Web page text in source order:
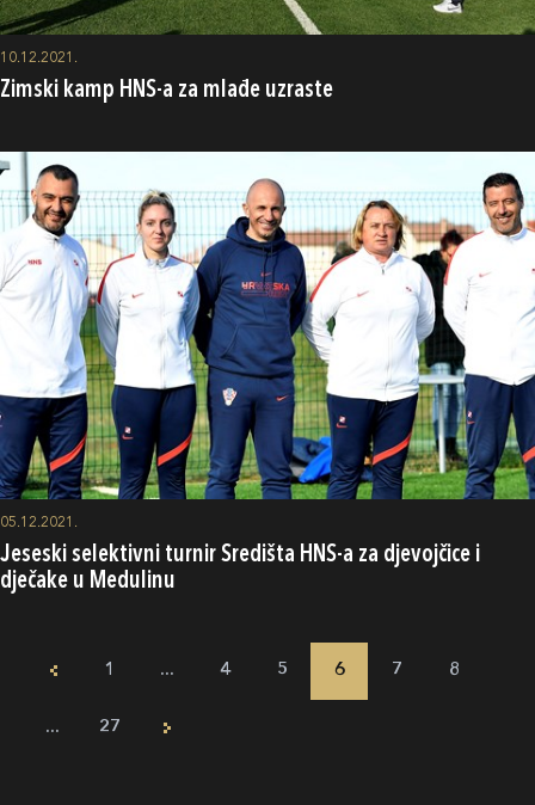
10.12.2021.
Zimski kamp HNS-a za mlađe uzraste
05.12.2021.
Jeseski selektivni turnir Središta HNS-a za djevojčice i
dječake u Medulinu
1 ... 4 5 6 7 8
... 27